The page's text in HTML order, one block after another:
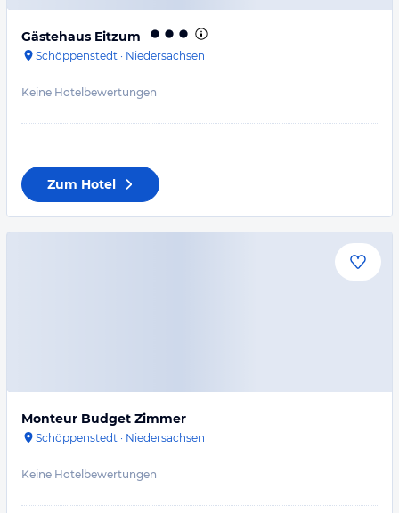
Gästehaus Eitzum
Schöppenstedt · Niedersachsen
Keine Hotelbewertungen
Zum Hotel
Monteur Budget Zimmer
Schöppenstedt · Niedersachsen
Keine Hotelbewertungen